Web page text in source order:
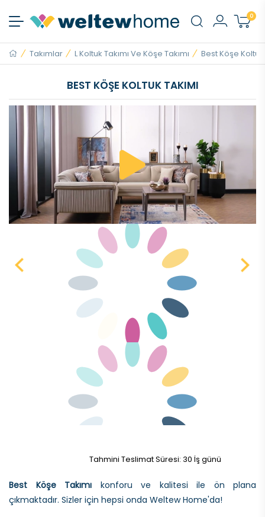
0
Takımlar L Koltuk Takımı Ve Köşe Takımı Best Köşe Koltuk
BEST KÖŞE KOLTUK TAKIMI
Tahmini Teslimat Süresi: 30 İş günü
Best Köşe Takımı konforu ve kalitesi ile ön plana
çıkmaktadır. Sizler için hepsi onda Weltew Home'da!